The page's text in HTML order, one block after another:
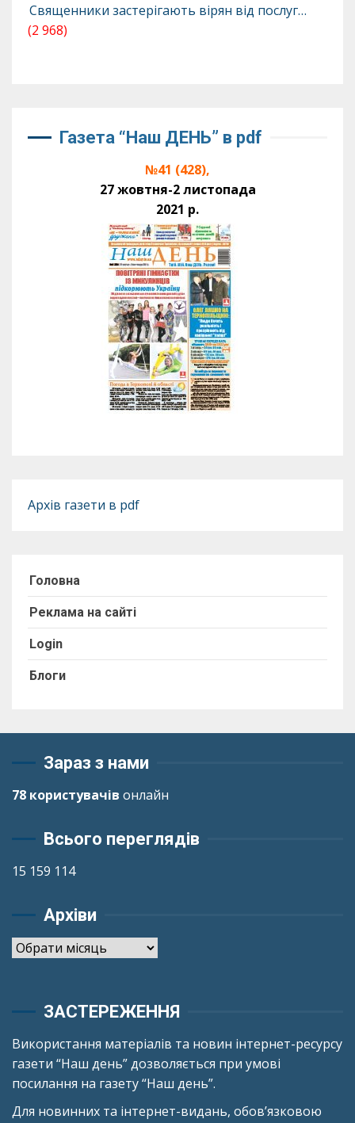
Священники застерігають вірян від послуг…
(2 968)
Газета “Наш ДЕНЬ” в pdf
№41 (428),
27 жовтня-2 листопада
2021 р.
Архів газети в pdf
Головна
Реклама на сайті
Login
Блоги
Зараз з нами
78 користувачів онлайн
Всього переглядів
15 159 114
Архіви
Архіви
ЗАСТЕРЕЖЕННЯ
Використання матеріалів та новин інтернет-ресурсу
газети “Наш день” дозволяється при умові
посилання на газету “Наш день”.
Для новинних та інтернет-видань, обов’язковою